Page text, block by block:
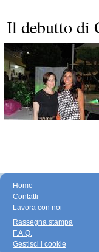
Il debutto di
Home
Contatti
Lavora con noi
Rassegna stampa
F.A.Q.
Gestisci i cookie